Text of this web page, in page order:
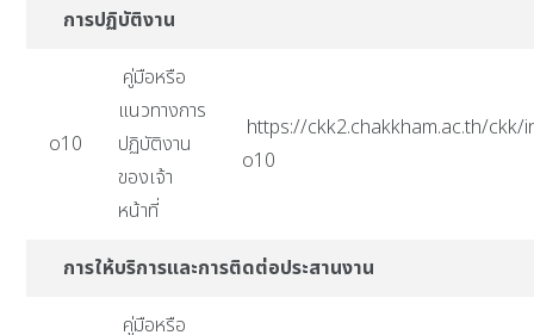
การปฏิบัติงาน
o10
คู่มือหรือ
แนวทางการ
ปฏิบัติงาน
ของเจ้า
หน้าที่
https://ckk2.chakkham.ac.th/
o10
การให้บริการและการติดต่อประสานงาน
คู่มือหรือ